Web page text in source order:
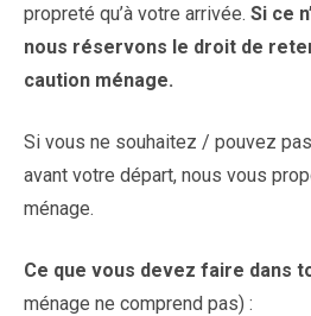
propreté qu’à votre arrivée. Si ce
nous réservons le droit de
caution ménage.
Si vous ne souhaitez / pouvez
avant votre départ, nous vous
ménage.
Ce que vous devez faire dans
ménage ne comprend pas) :